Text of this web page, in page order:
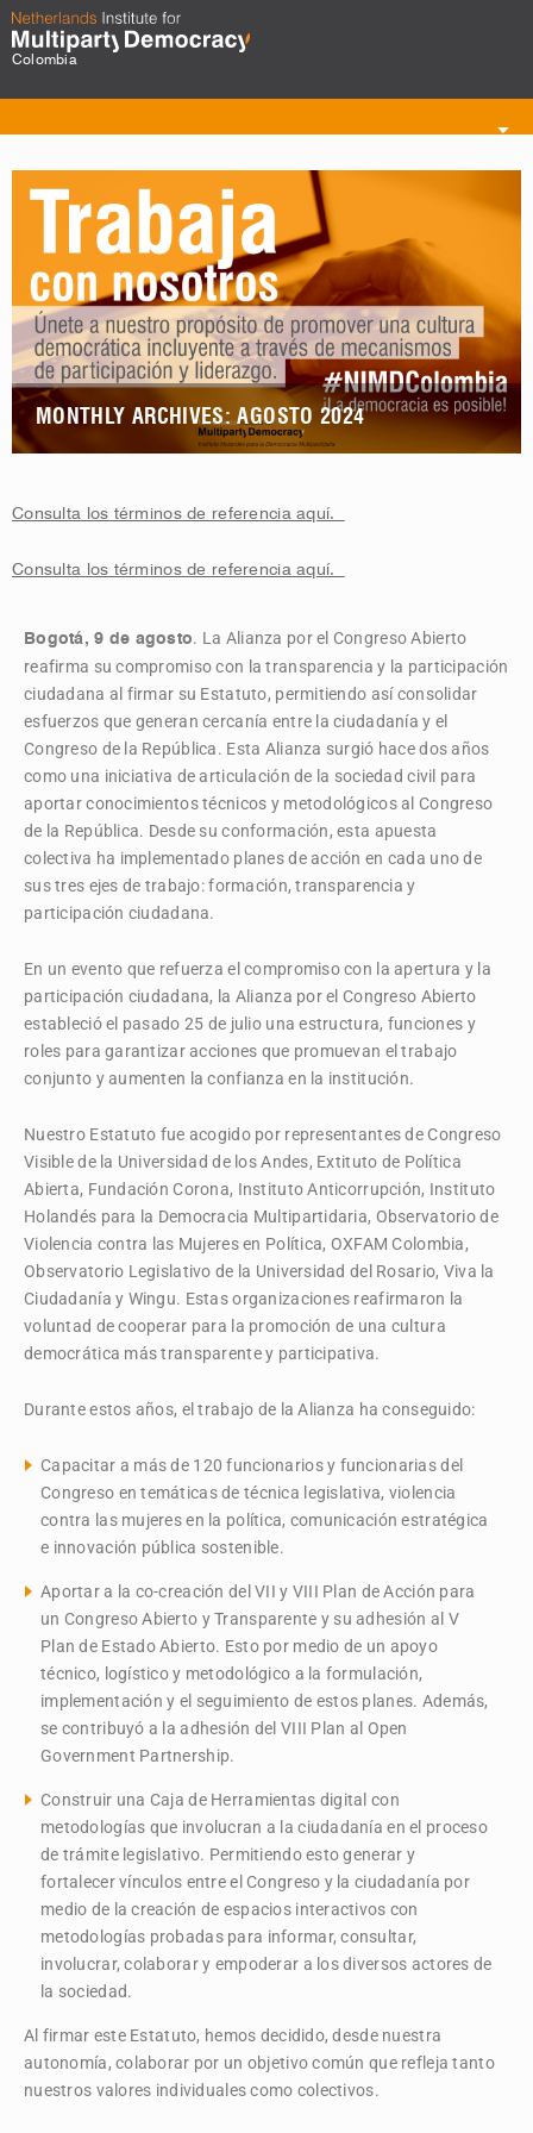
Colombia
Toggle
MONTHLY ARCHIVES: AGOSTO 2024
Consulta los términos de referencia aquí.
Consulta los términos de referencia aquí.
Bogotá, 9 de agosto. La Alianza por el Congreso Abierto
reafirma su compromiso con la transparencia y la participación
ciudadana al firmar su Estatuto, permitiendo así consolidar
esfuerzos que generan cercanía entre la ciudadanía y el
Congreso de la República. Esta Alianza surgió hace dos años
como una iniciativa de articulación de la sociedad civil para
aportar conocimientos técnicos y metodológicos al Congreso
de la República. Desde su conformación, esta apuesta
colectiva ha implementado planes de acción en cada uno de
sus tres ejes de trabajo: formación, transparencia y
participación ciudadana.
En un evento que refuerza el compromiso con la apertura y la
participación ciudadana, la Alianza por el Congreso Abierto
estableció el pasado 25 de julio una estructura, funciones y
roles para garantizar acciones que promuevan el trabajo
conjunto y aumenten la confianza en la institución.
Nuestro Estatuto fue acogido por representantes de Congreso
Visible de la Universidad de los Andes, Extituto de Política
Abierta, Fundación Corona, Instituto Anticorrupción, Instituto
Holandés para la Democracia Multipartidaria, Observatorio de
Violencia contra las Mujeres en Política, OXFAM Colombia,
Observatorio Legislativo de la Universidad del Rosario, Viva la
Ciudadanía y Wingu. Estas organizaciones reafirmaron la
voluntad de cooperar para la promoción de una cultura
democrática más transparente y participativa.
Durante estos años, el trabajo de la Alianza ha conseguido:
Capacitar a más de 120 funcionarios y funcionarias del
Congreso en temáticas de técnica legislativa, violencia
contra las mujeres en la política, comunicación estratégica
e innovación pública sostenible.
Aportar a la co-creación del VII y VIII Plan de Acción para
un Congreso Abierto y Transparente y su adhesión al V
Plan de Estado Abierto. Esto por medio de un apoyo
técnico, logístico y metodológico a la formulación,
implementación y el seguimiento de estos planes. Además,
se contribuyó a la adhesión del VIII Plan al Open
Government Partnership.
Construir una Caja de Herramientas digital con
metodologías que involucran a la ciudadanía en el proceso
de trámite legislativo. Permitiendo esto generar y
fortalecer vínculos entre el Congreso y la ciudadanía por
medio de la creación de espacios interactivos con
metodologías probadas para informar, consultar,
involucrar, colaborar y empoderar a los diversos actores de
la sociedad.
Al firmar este Estatuto, hemos decidido, desde nuestra
autonomía, colaborar por un objetivo común que refleja tanto
nuestros valores individuales como colectivos.